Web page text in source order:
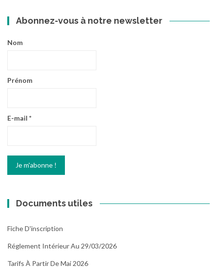
Abonnez-vous à notre newsletter
Nom
Prénom
E-mail *
Documents utiles
Fiche D'inscription
Réglement Intérieur Au 29/03/2026
Tarifs À Partir De Mai 2026